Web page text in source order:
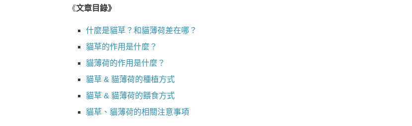
《文章目錄》
什麼是貓草？和貓薄荷差在哪？
貓草的作用是什麼？
貓薄荷的作用是什麼？
貓草 & 貓薄荷的種植方式
貓草 & 貓薄荷的餵食方式
貓草、貓薄荷的相關注意事項